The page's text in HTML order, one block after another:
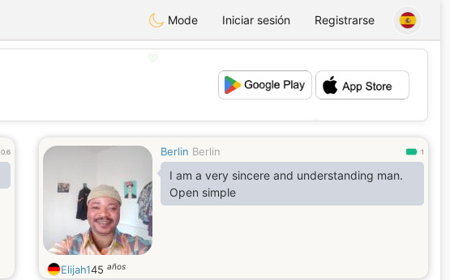
Mode Iniciar sesión Registrarse
💕
0.6 Berlin Berlin 1
I am a very sincere and understanding man.
Open simple
Elijah145 años